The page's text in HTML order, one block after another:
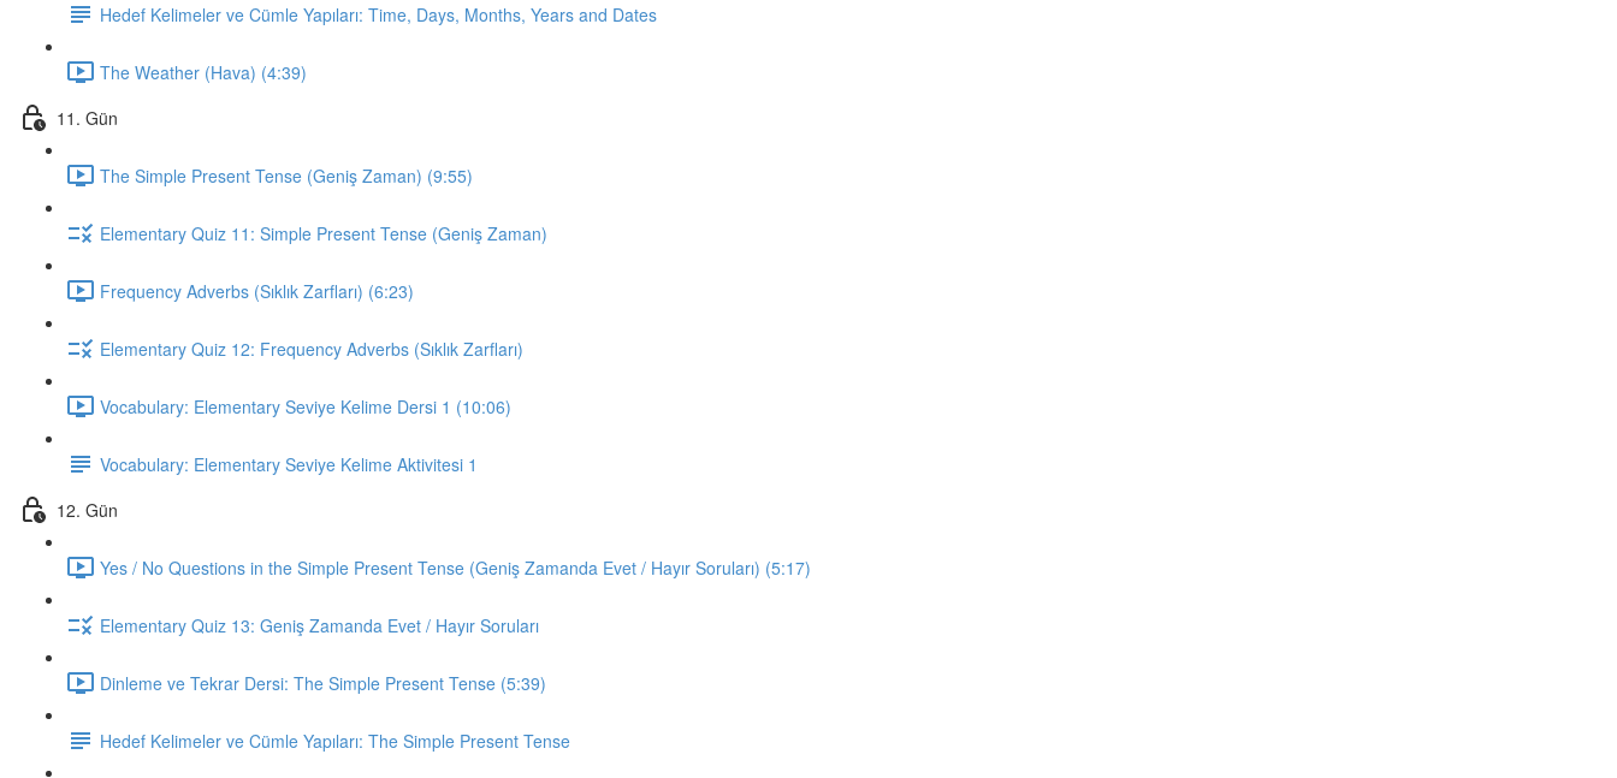
Hedef Kelimeler ve Cümle Yapıları: Time, Days, Months, Years and Dates
The Weather (Hava) (4:39)
11. Gün
The Simple Present Tense (Geniş Zaman) (9:55)
Elementary Quiz 11: Simple Present Tense (Geniş Zaman)
Frequency Adverbs (Sıklık Zarfları) (6:23)
Elementary Quiz 12: Frequency Adverbs (Sıklık Zarfları)
Vocabulary: Elementary Seviye Kelime Dersi 1 (10:06)
Vocabulary: Elementary Seviye Kelime Aktivitesi 1
12. Gün
Yes / No Questions in the Simple Present Tense (Geniş Zamanda Evet / Hayır Soruları) (5:17)
Elementary Quiz 13: Geniş Zamanda Evet / Hayır Soruları
Dinleme ve Tekrar Dersi: The Simple Present Tense (5:39)
Hedef Kelimeler ve Cümle Yapıları: The Simple Present Tense